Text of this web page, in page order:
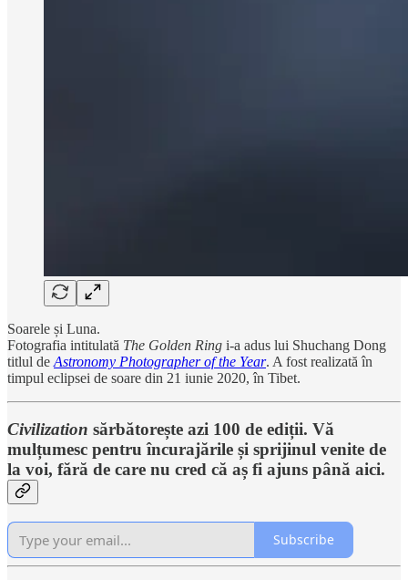
Soarele și Luna.
Fotografia intitulată The Golden Ring i-a adus lui Shuchang Dong
titlul de Astronomy Photographer of the Year. A fost realizată în
timpul eclipsei de soare din 21 iunie 2020, în Tibet.
Civilization sărbătorește azi 100 de ediții. Vă
mulțumesc pentru încurajările și sprijinul venite de
la voi, fără de care nu cred că aș fi ajuns până aici.
Subscribe